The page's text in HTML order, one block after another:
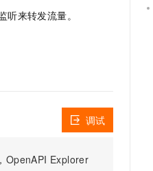
听来转发流量。
OpenAPI Explorer
调试